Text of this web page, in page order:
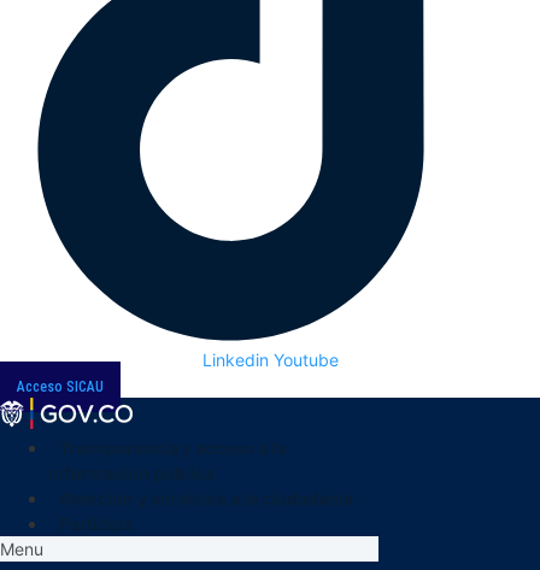
Linkedin Youtube
Acceso SICAU
Menu